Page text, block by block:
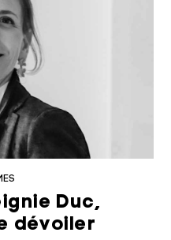
Duc,
dévoiler